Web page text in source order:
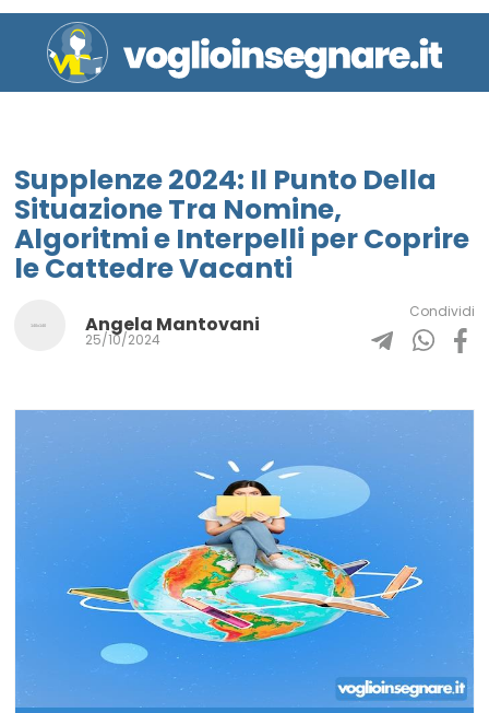
Supplenze 2024: Il Punto Della
Situazione Tra Nomine,
Algoritmi e Interpelli per Coprire
le Cattedre Vacanti
Angela Mantovani
25/10/2024
Condividi